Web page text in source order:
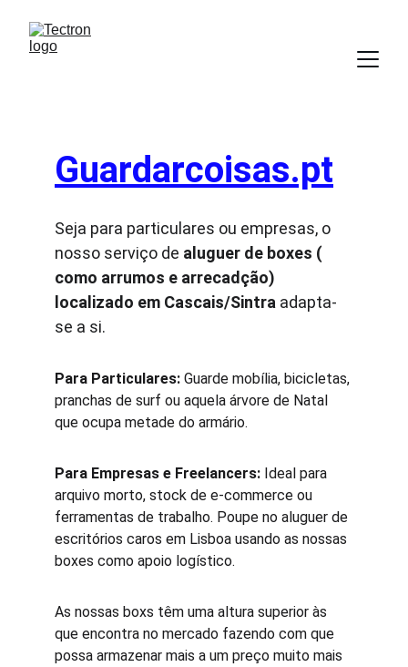
Guardarcoisas.pt
Seja para particulares ou empresas, o
nosso serviço de aluguer de boxes (
como arrumos e arrecadção)
localizado em Cascais/Sintra adapta-
se a si.
Para Particulares: Guarde mobília, bicicletas,
pranchas de surf ou aquela árvore de Natal
que ocupa metade do armário.
Para Empresas e Freelancers: Ideal para
arquivo morto, stock de e-commerce ou
ferramentas de trabalho. Poupe no aluguer de
escritórios caros em Lisboa usando as nossas
boxes como apoio logístico.
As nossas boxs têm uma altura superior às
que encontra no mercado fazendo com que
possa armazenar mais a um preço muito mais